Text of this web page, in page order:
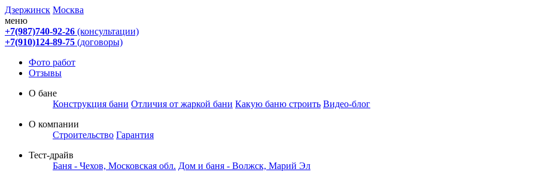
Дзержинск Москва
меню
+7(987)740-92-26 (консультации)
+7(910)124-89-75 (договоры)
Фото работ
Отзывы
О бане
Конструкция бани Отличия от жаркой бани Какую баню строить Видео-блог
О компании
Строительство Гарантия
Тест-драйв
Баня - Чехов, Московская обл. Дом и баня - Волжск, Марий Эл